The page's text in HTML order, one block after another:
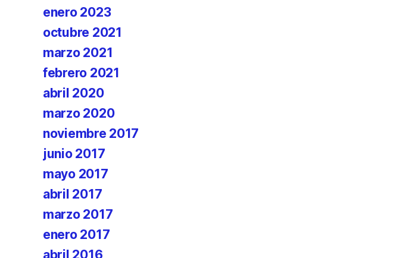
enero 2023
octubre 2021
marzo 2021
febrero 2021
abril 2020
marzo 2020
noviembre 2017
junio 2017
mayo 2017
abril 2017
marzo 2017
enero 2017
abril 2016